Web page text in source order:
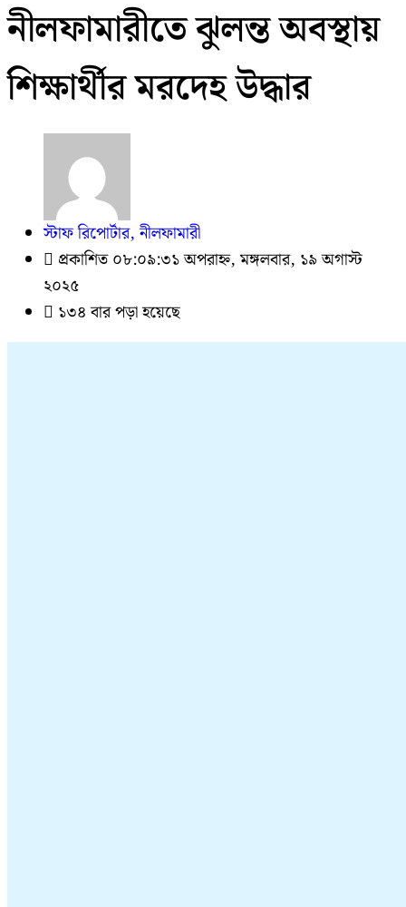
নীলফামারীতে ঝুলন্ত অবস্থায়
শিক্ষার্থীর মরদেহ উদ্ধার
স্টাফ রিপোর্টার, নীলফামারী
প্রকাশিত ০৮:০৯:৩১ অপরাহ্ন, মঙ্গলবার, ১৯ অগাস্ট
২০২৫
১৩৪ বার পড়া হয়েছে